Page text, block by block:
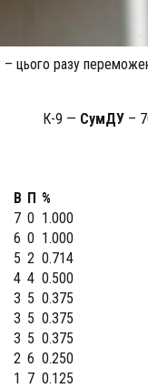
цього разу
К-9 — СумДУ–
В П %
7 0 1.000
6 0 1.000
5 2 0.714
4 4 0.500
3 5 0.375
3 5 0.375
3 5 0.375
2 6 0.250
1 7 0.125